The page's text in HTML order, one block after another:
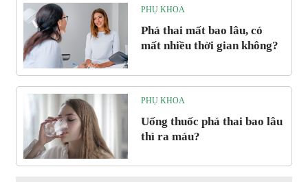
PHỤ KHOA
Phá thai mất bao lâu, có
mất nhiều thời gian không?
PHỤ KHOA
Uống thuốc phá thai bao lâu
thì ra máu?